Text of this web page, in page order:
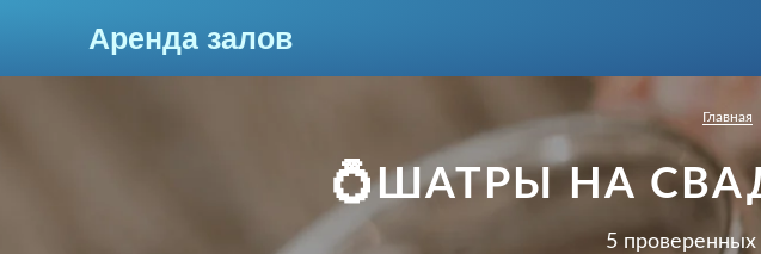
Аренда залов
Красноярск
Главная
💍ШАТРЫ НА
5 проверенных